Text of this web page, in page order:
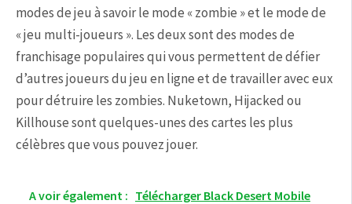
modes de jeu à savoir le mode « zombie » et le mode de
« jeu multi-joueurs ». Les deux sont des modes de
franchisage populaires qui vous permettent de défier
d’autres joueurs du jeu en ligne et de travailler avec eux
pour détruire les zombies. Nuketown, Hijacked ou
Killhouse sont quelques-unes des cartes les plus
célèbres que vous pouvez jouer.
A voir également : Télécharger Black Desert Mobile